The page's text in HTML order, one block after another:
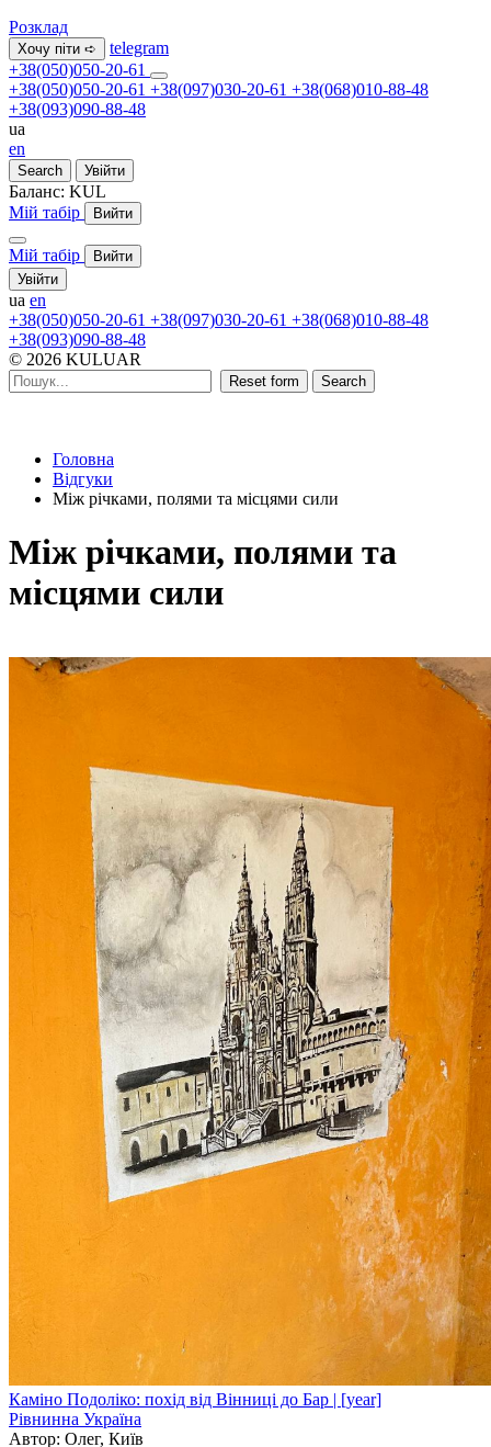
Розклад
Хочу піти ➪
telegram
+38(050)050-20-61
+38(050)050-20-61 +38(097)030-20-61 +38(068)010-88-48
+38(093)090-88-48
ua
en
Search Увійти
Баланс: KUL
Мій табір
Вийти
Мій табір
Вийти
Увійти
ua en
+38(050)050-20-61 +38(097)030-20-61 +38(068)010-88-48
+38(093)090-88-48
© 2026 KULUAR
Reset form Search
Головна
Відгуки
Між річками, полями та місцями сили
Між річками, полями та
місцями сили
Каміно Подоліко: похід від Вінниці до Бар | [year]
Рівнинна Україна
Автор: Олег, Київ